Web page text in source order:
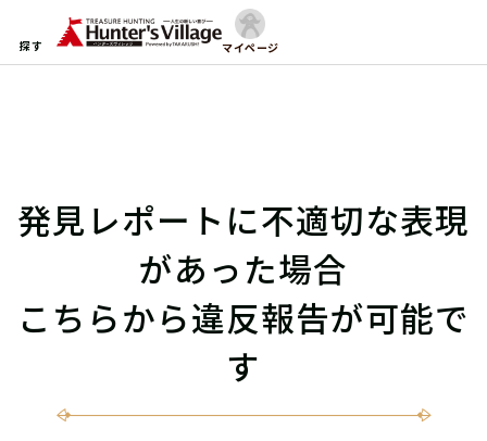
探す マイページ
発見レポートに不適切な表現
があった場合
こちらから違反報告が可能で
す